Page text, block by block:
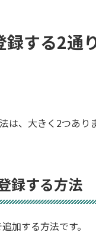
録する2通
、大きく2つありま
録する方法
加する方法です。